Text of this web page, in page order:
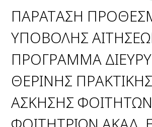
ΠΑΡΑΤAΣΗ
ΥΠΟΒΟΛΗΣ
ΠΡΟΓΡΑΜΜΑ
ΘΕΡΙΝΗΣ ΠΡΑΚΤΙΚΗΣ
ΑΣΚΗΣΗΣ